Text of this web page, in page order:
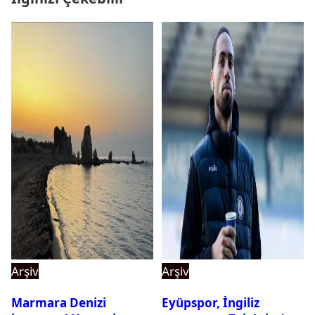
Arşiv
Marmara Denizi
Arşiv
Eyüpspor, İngiliz